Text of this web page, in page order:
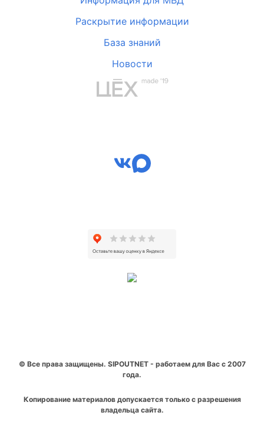
Раскрытие информации
База знаний
Новости
© Все права защищены. SIPOUTNET - работаем для Вас с 2007
года.
Копирование материалов допускается только с разрешения
владельца сайта.